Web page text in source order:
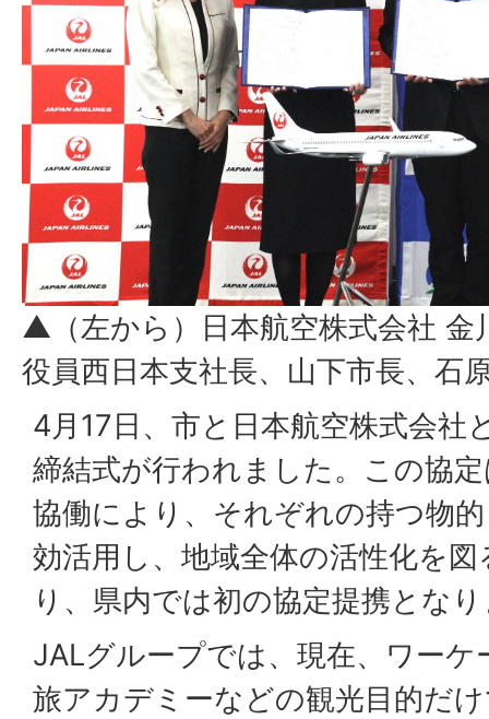
▲（左から）日本航空株式会社 金
役員西日本支社長、山下市長、石
4月17日、市と日本航空株式会社
締結式が行われました。この協
協働により、それぞれの持つ物
効活用し、地域全体の活性化を
り、県内では初の協定提携とな
JALグループでは、現在、ワー
旅アカデミーなどの観光目的だ